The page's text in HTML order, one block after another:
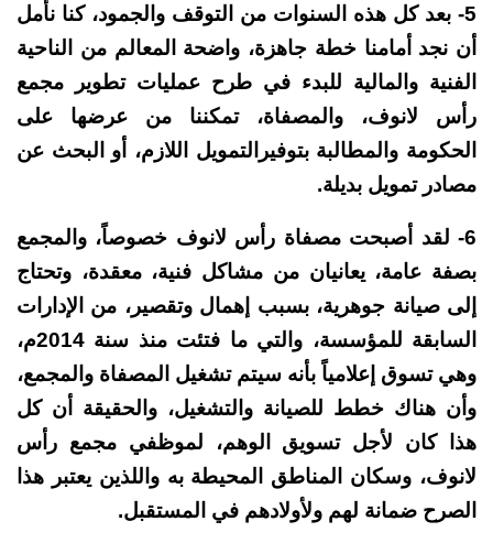
5- بعد كل هذه السنوات من التوقف والجمود، كنا نأمل
أن نجد أمامنا خطة جاهزة، واضحة المعالم من الناحية
الفنية والمالية للبدء في طرح عمليات تطوير مجمع
رأس لانوف، والمصفاة، تمكننا من عرضها على
الحكومة والمطالبة بتوفيرالتمويل اللازم، أو البحث عن
مصادر تمويل بديلة.
6- لقد أصبحت مصفاة رأس لانوف خصوصاً، والمجمع
بصفة عامة، يعانيان من مشاكل فنية، معقدة، وتحتاج
إلى صيانة جوهرية، بسبب إهمال وتقصير، من الإدارات
السابقة للمؤسسة، والتي ما فتئت منذ سنة 2014م،
وهي تسوق إعلامياً بأنه سيتم تشغيل المصفاة والمجمع،
وأن هناك خطط للصيانة والتشغيل، والحقيقة أن كل
هذا كان لأجل تسويق الوهم، لموظفي مجمع رأس
لانوف، وسكان المناطق المحيطة به واللذين يعتبر هذا
الصرح ضمانة لهم ولأولادهم في المستقبل.